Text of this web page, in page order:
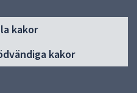
kakor
kakor